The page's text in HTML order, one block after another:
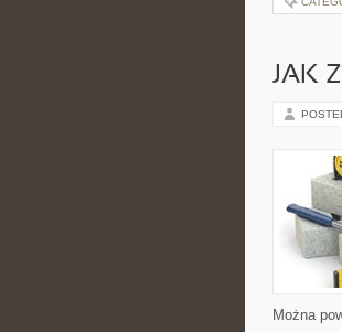
JAK
Można